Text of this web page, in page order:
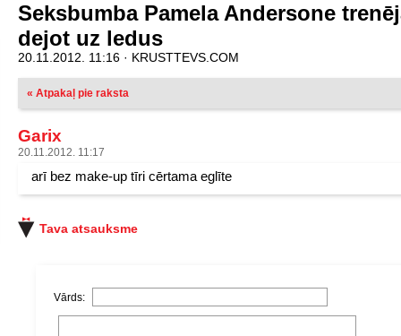
Seksbumba Pamela Andersone
dejot uz ledus
20.11.2012. 11:16 · KRUSTTEVS.COM
« Atpakaļ pie raksta
Garix
20.11.2012. 11:17
arī bez make-up tīri cērtama eglīte
Tava atsauksme
Vārds: